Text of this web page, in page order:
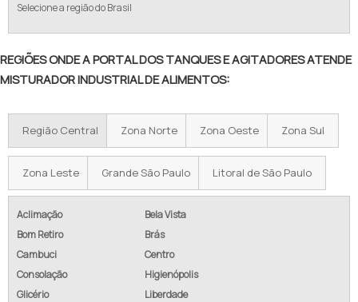
Selecione a região do Brasil
REGIÕES ONDE A PORTAL DOS TANQUES E AGITADORES ATENDE
MISTURADOR INDUSTRIAL DE ALIMENTOS:
Região Central Zona Norte Zona Oeste Zona Sul
Zona Leste Grande São Paulo Litoral de São Paulo
Aclimação
Bela Vista
Bom Retiro
Brás
Cambuci
Centro
Consolação
Higienópolis
Glicério
Liberdade